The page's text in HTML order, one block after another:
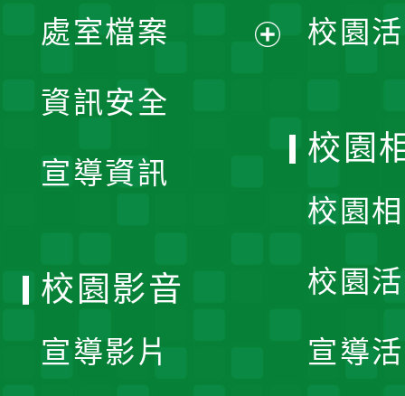
單
處室檔案
資訊安全
宣導資訊
校園
校園
校園
校園
宣導
校園影音
宣導影片